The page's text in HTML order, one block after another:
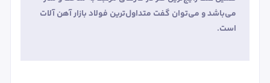
می‌باشد و می‌توان گفت متداول‌ترین فولاد بازار آهن آلات
است.